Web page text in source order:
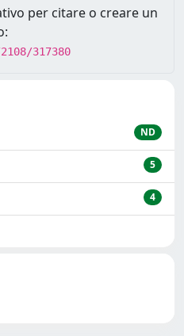
per citare o creare un
317380
ND
5
4